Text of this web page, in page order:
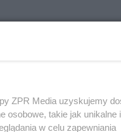
ZPR Media uzyskujemy
osobowe, takie jak unikalne
w celu zapewniania